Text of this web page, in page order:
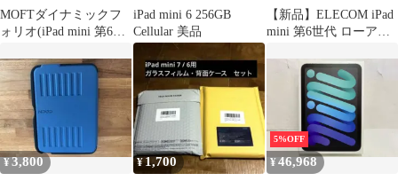
MOFTダイナミックフ
ォリオ(iPad mini 第6世
iPad mini 6 256GB
Cellular 美品
【新品】ELECOM iPad
mini 第6世代 ローアン
¥3,800 ¥ 1,700
5%OFF
¥46,968